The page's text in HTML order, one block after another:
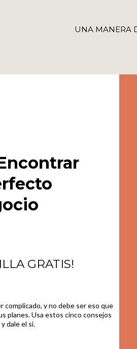
UNA MANERA
GRATIS!
complicado, y no debe ser eso que
planes. Usa estos cinco consejos
dale el si.